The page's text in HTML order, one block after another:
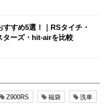
すめ5選！｜RSタイチ・
ターズ・hit-airを比較
Z900RS 福袋 洗車